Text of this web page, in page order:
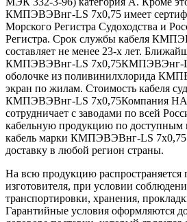
КМПЭВЭВнг-LS 7х0,75 имеет
Морского Регистра Судоходства и
Регистра. Срок службы кабеля
составляет не менее 23-х лет.
КМПЭВЭВнг-LS 7х0,75КМПЭВЭнг-
оболочке из поливинилхлорида
экран по жилам. Стоимость кабеля
КМПЭВЭВнг-LS 7х0,75Компания
сотрудничает с заводами по всей
кабельную продукцию по доступным
кабель марки КМПЭВЭВнг-LS
доставку в любой регион страны.
На всю продукцию распространяется
изготовителя, при условии
транспортировки, хранения,
Гарантийные условия оформляются